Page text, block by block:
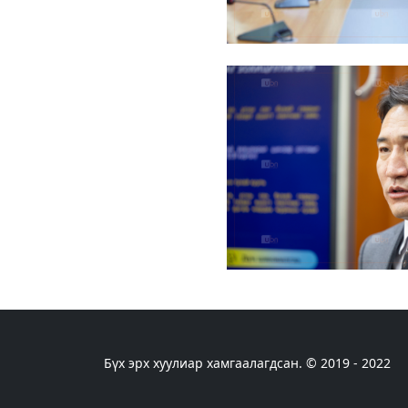
Бүх эрх хуулиар хамгаалагдсан. © 2019 - 2022